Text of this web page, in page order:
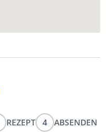
REZEPT 4 ABSENDEN